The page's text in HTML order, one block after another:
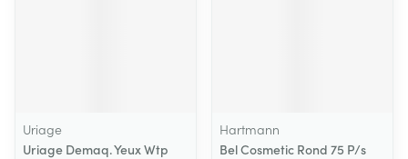
Uriage
Uriage Demaq. Yeux Wtp
Hartmann
Bel Cosmetic Rond 75 P/s